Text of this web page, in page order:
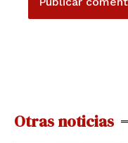
Otras noticias